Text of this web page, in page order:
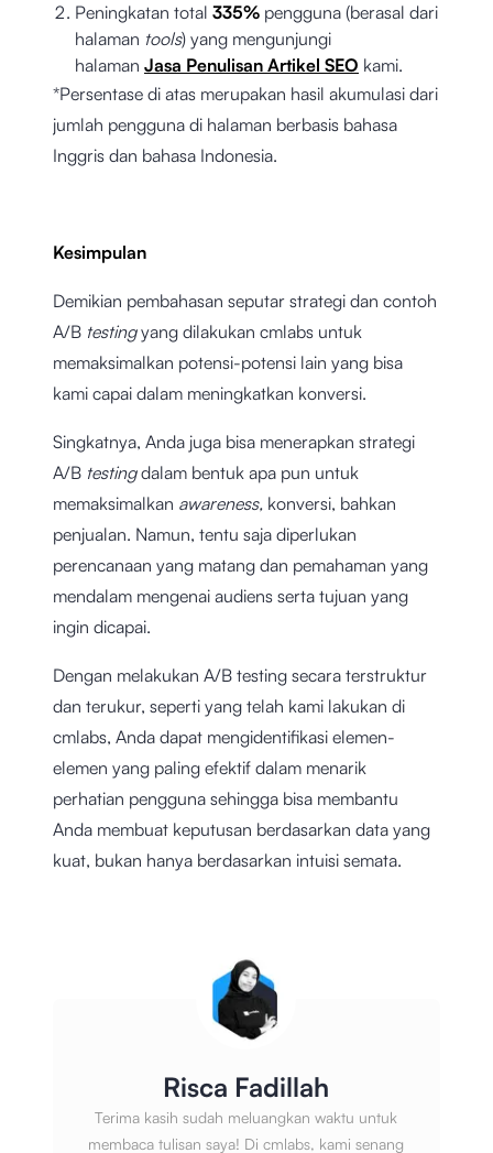
Peningkatan total 335% pengguna (berasal dari
halaman tools) yang mengunjungi
halaman Jasa Penulisan Artikel SEO kami.
*Persentase di atas merupakan hasil akumulasi dari
jumlah pengguna di halaman berbasis bahasa
Inggris dan bahasa Indonesia.
Kesimpulan
Demikian pembahasan seputar strategi dan contoh
A/B testingyang dilakukan cmlabs untuk
memaksimalkan potensi-potensi lain yang bisa
kami capai dalam meningkatkan konversi.
Singkatnya, Anda juga bisa menerapkan strategi
A/B testingdalam bentuk apa pun untuk
memaksimalkan awareness, konversi, bahkan
penjualan. Namun, tentu saja diperlukan
perencanaan yang matang dan pemahaman yang
mendalam mengenai audiens serta tujuan yang
ingin dicapai.
Dengan melakukan A/B testing secara terstruktur
dan terukur, seperti yang telah kami lakukan di
cmlabs, Anda dapat mengidentifikasi elemen-
elemen yang paling efektif dalam menarik
perhatian pengguna sehingga bisa membantu
Anda membuat keputusan berdasarkan data yang
kuat, bukan hanya berdasarkan intuisi semata.
Risca Fadillah
Terima kasih sudah meluangkan waktu untuk
membaca tulisan saya! Di cmlabs, kami senang